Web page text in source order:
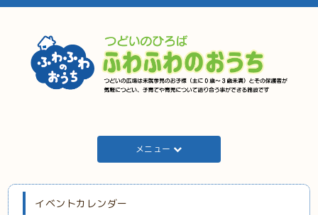
メニュー
イベントカレンダー